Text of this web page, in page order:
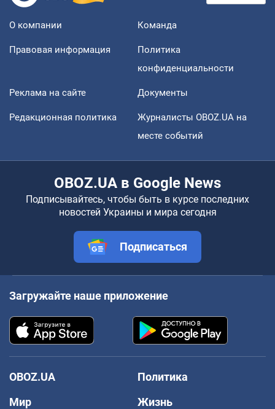
О компании Команда
Правовая информация
Политика
конфиденциальности
Реклама на сайте Документы
Редакционная политика
Журналисты OBOZ.UA на
месте событий
OBOZ.UA в Google News
Подписывайтесь, чтобы быть в курсе последних
новостей Украины и мира сегодня
Подписаться
Загружайте наше приложение
OBOZ.UA
Политика
Мир
Жизнь